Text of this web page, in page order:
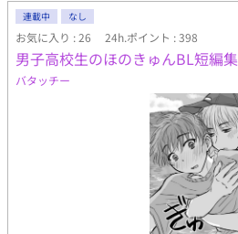
連載中 なし
お気に入り : 26 24h.ポイント : 398
男子高校生のほのきゅんBL短編集
バタッチー